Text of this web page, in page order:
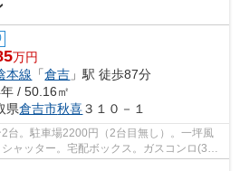
万円
本線 「倉吉 」駅 徒歩87分
/ 50.16㎡
県倉吉市秋喜３１０－１
台。駐車場2200円（2台目無し）。一坪風
ャッター。宅配ボックス。ガスコンロ(3
ムキッチ...